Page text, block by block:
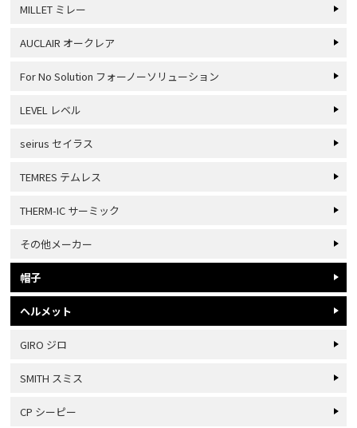
MILLET ミレー
AUCLAIR オークレア
For No Solution フォーノーソリューション
LEVEL レベル
seirus セイラス
TEMRES テムレス
THERM-IC サーミック
その他メーカー
帽子
ヘルメット
GIRO ジロ
SMITH スミス
CP シーピー